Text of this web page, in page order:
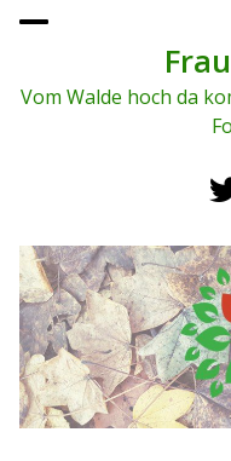
To
me
Vom Walde hoch da